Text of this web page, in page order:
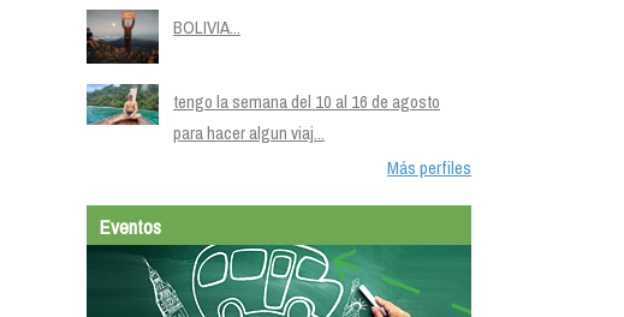
BOLIVIA...
tengo la semana del 10 al 16 de agosto
para hacer algun viaj...
Más perfiles
Eventos